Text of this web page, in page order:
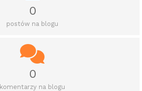
0
postów na blogu
0
komentarzy na blogu